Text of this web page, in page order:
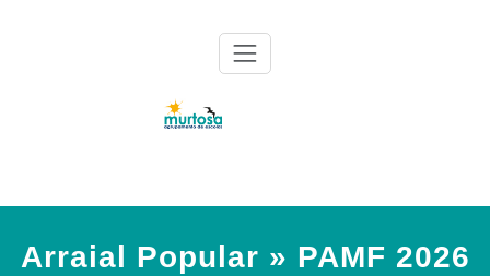
Arraial Popular » PAMF 2026